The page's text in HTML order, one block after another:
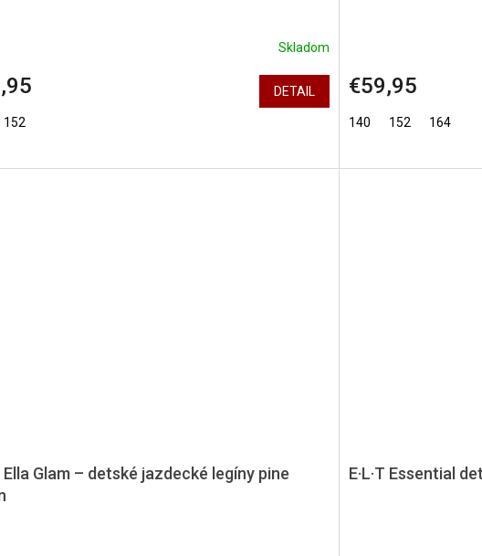
Skladom
DETAIL
152
€59,95
140 152 164
Ella Glam – detské jazdecké legíny pine
E·L·T Essential